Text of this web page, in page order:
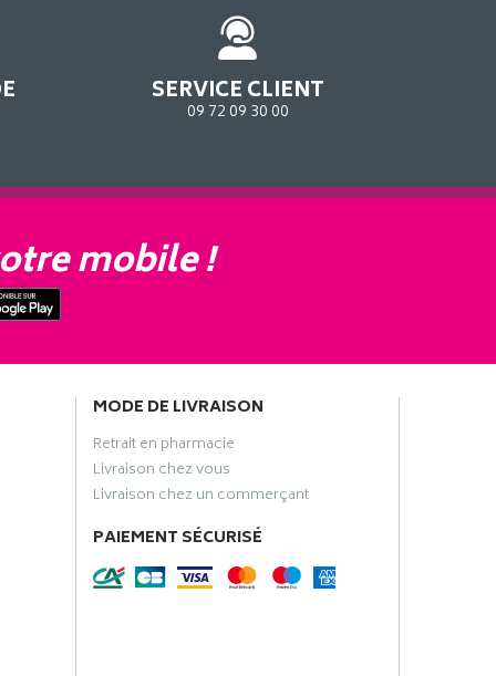
SERVICE CLIENT
09 72 09 30 00
mobile !
MODE DE LIVRAISON
Retrait en pharmacie
Livraison chez vous
Livraison chez un commerçant
PAIEMENT SÉCURISÉ